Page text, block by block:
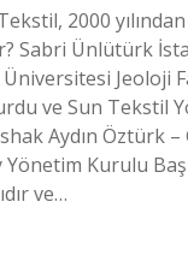
2000
Sabri Ünlütürk
Üniversitesi
ve Sun Tekstil
Aydın Öztürk
Kurulu
ve…